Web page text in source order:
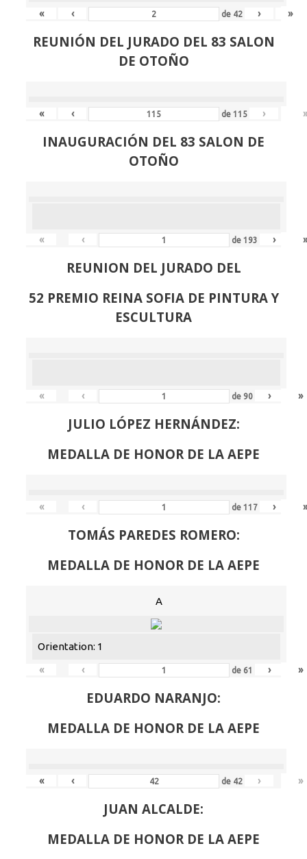
« ‹ de 42 › »
REUNIÓN DEL JURADO DEL 83 SALON
DE OTOÑO
« ‹ de115 ›
INAUGURACIÓN DEL 83 SALON DE
OTOÑO
« ‹ de193 ›
REUNION DEL JURADO DEL
52 PREMIO REINA SOFIA DE PINTURA Y
ESCULTURA
« ‹ de 90 › »
JULIO LÓPEZ HERNÁNDEZ:
MEDALLA DE HONOR DE LA AEPE
« ‹ de117 ›
TOMÁS PAREDES ROMERO:
MEDALLA DE HONOR DE LA AEPE
A
Orientation: 1
«
‹ de 61 › »
EDUARDO NARANJO:
MEDALLA DE HONOR DE LA AEPE
« ‹ de 42 › »
JUAN ALCALDE:
MEDALLA DE HONOR DE LA AEPE